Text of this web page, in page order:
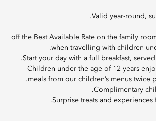
Valid year-round,
25% off the Best Available Rate on the family
when travelling with children
Start your day with a full breakfast,
Children under the age of 12 years
meals from our children’s menus twice
Complimentary
Surprise treats and experiences